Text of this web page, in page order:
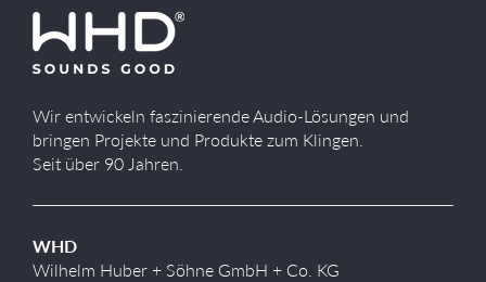
Wir entwickeln faszinierende Audio-Lösungen und
bringen Projekte und Produkte zum Klingen.
Seit über 90 Jahren.
WHD
Wilhelm Huber + Söhne GmbH + Co. KG